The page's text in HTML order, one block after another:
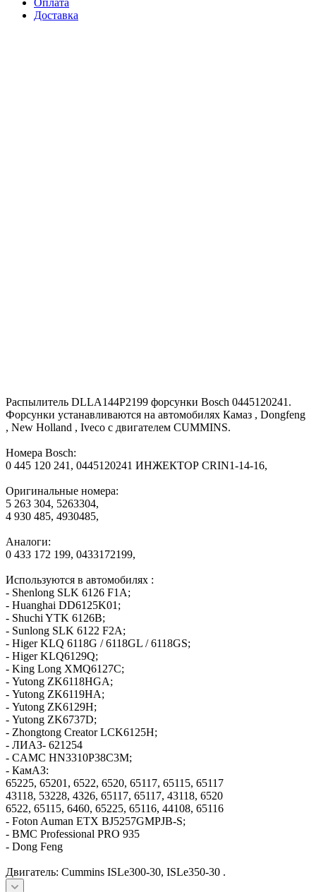
Доставка
Распылитель DLLA144P2199 форсунки Bosch 0445120241.
Форсунки устанавливаются на автомобилях Камаз , Dongfeng
, New Holland , Iveco с двигателем CUMMINS.
Номера Bosch:
0 445 120 241, 0445120241 ИНЖЕКТОР CRIN1-14-16,
Оригинальные номера:
5 263 304, 5263304,
4 930 485, 4930485,
Аналоги:
0 433 172 199, 0433172199,
Используются в автомобилях :
- Shenlong SLK 6126 F1A;
- Huanghai DD6125K01;
- Shuchi YTK 6126B;
- Sunlong SLK 6122 F2A;
- Higer KLQ 6118G / 6118GL / 6118GS;
- Higer KLQ6129Q;
- King Long XMQ6127C;
- Yutong ZK6118HGA;
- Yutong ZK6119HA;
- Yutong ZK6129H;
- Yutong ZK6737D;
- Zhongtong Creator LCK6125H;
- ЛИАЗ- 621254
- CAMC HN3310P38C3M;
- КамАЗ:
65225, 65201, 6522, 6520, 65117, 65115, 65117
43118, 53228, 4326, 65117, 65117, 43118, 6520
6522, 65115, 6460, 65225, 65116, 44108, 65116
- Foton Auman ETX BJ5257GMPJB-S;
- BMC Professional PRO 935
- Dong Feng
Двигатель: Cummins ISLe300-30, ISLe350-30 .